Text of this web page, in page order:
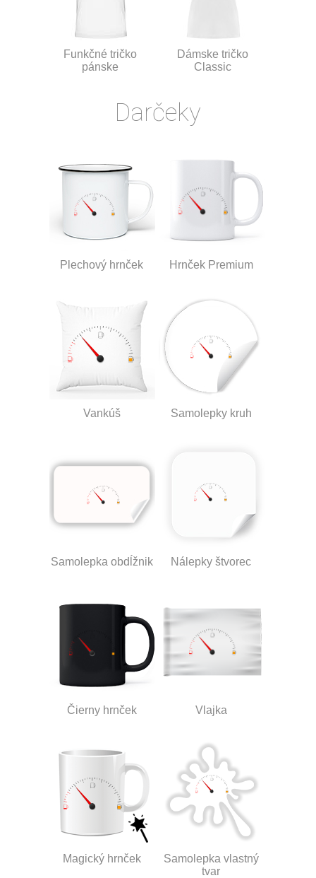
Funkčné tričko
pánske
Dámske tričko
Classic
Darčeky
Plechový hrnček Hrnček Premium
Vankúš Samolepky kruh
Samolepka obdĺžnik Nálepky štvorec
Čierny hrnček Vlajka
Magický hrnček
Samolepka vlastný
tvar